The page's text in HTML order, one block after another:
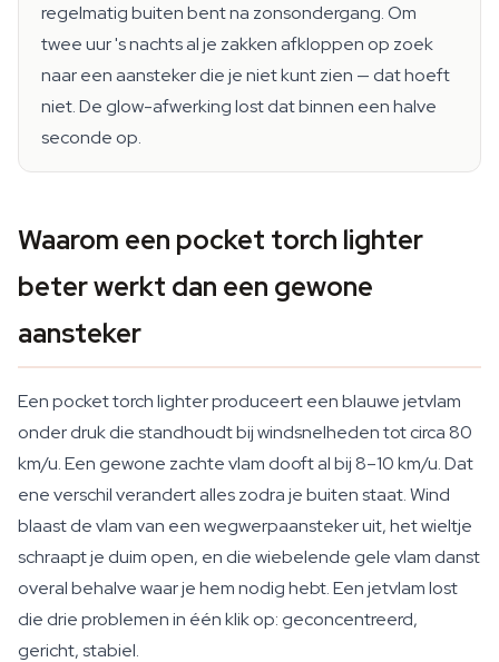
regelmatig buiten bent na zonsondergang. Om
twee uur 's nachts al je zakken afkloppen op zoek
naar een aansteker die je niet kunt zien — dat hoeft
niet. De glow-afwerking lost dat binnen een halve
seconde op.
Waarom een pocket torch lighter
beter werkt dan een gewone
aansteker
Een pocket torch lighter produceert een blauwe jetvlam
onder druk die standhoudt bij windsnelheden tot circa 80
km/u. Een gewone zachte vlam dooft al bij 8–10 km/u. Dat
ene verschil verandert alles zodra je buiten staat. Wind
blaast de vlam van een wegwerpaansteker uit, het wieltje
schraapt je duim open, en die wiebelende gele vlam danst
overal behalve waar je hem nodig hebt. Een jetvlam lost
die drie problemen in één klik op: geconcentreerd,
gericht, stabiel.